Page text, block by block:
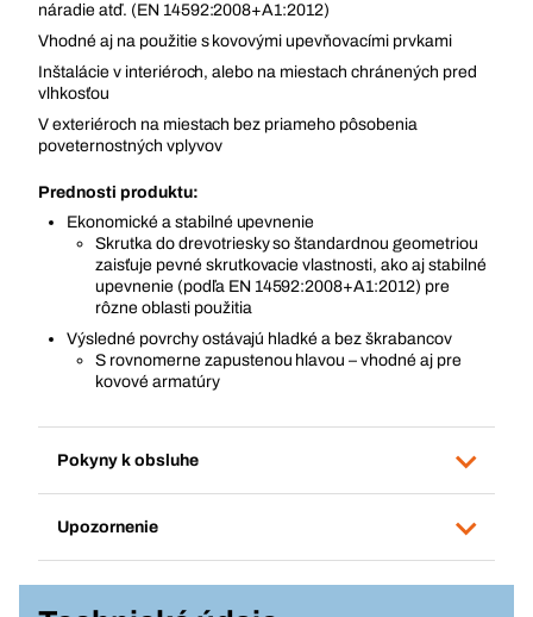
náradie atď. (EN 14592:2008+A1:2012)
Vhodné aj na použitie s kovovými upevňovacími prvkami
Inštalácie v interiéroch, alebo na miestach chránených pred
vlhkosťou
V exteriéroch na miestach bez priameho pôsobenia
poveternostných vplyvov
Prednosti produktu:
Ekonomické a stabilné upevnenie
Skrutka do drevotriesky so štandardnou geometriou
zaisťuje pevné skrutkovacie vlastnosti, ako aj stabilné
upevnenie (podľa EN 14592:2008+A1:2012) pre
rôzne oblasti použitia
Výsledné povrchy ostávajú hladké a bez škrabancov
S rovnomerne zapustenou hlavou – vhodné aj pre
kovové armatúry
Pokyny k obsluhe
Upozornenie